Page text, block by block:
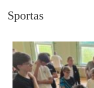
Sportas